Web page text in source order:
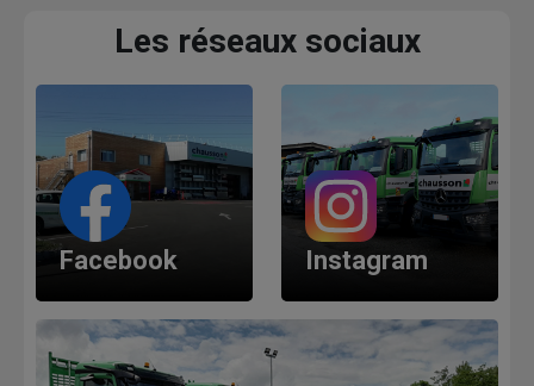
Les réseaux sociaux
Facebook Instagram